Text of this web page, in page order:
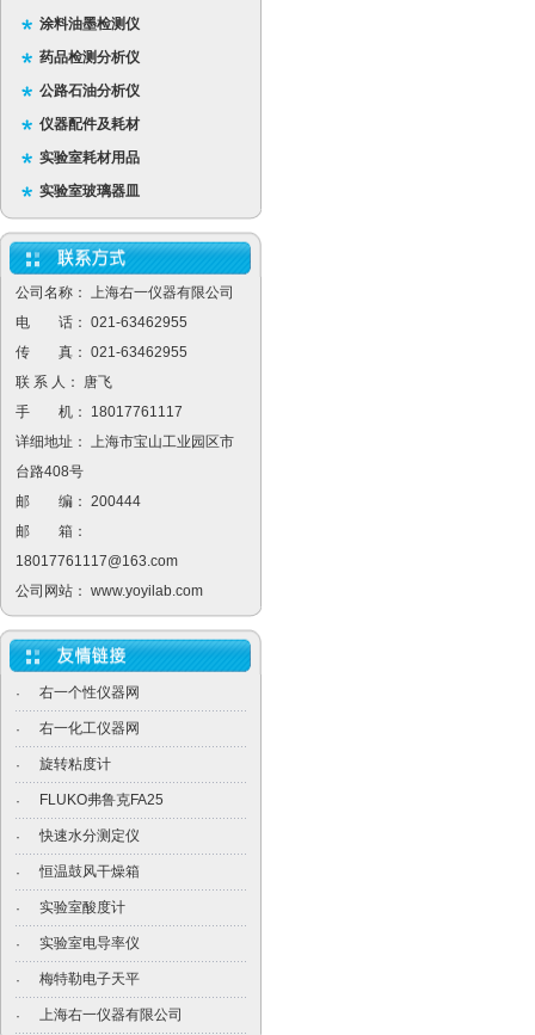
涂料油墨检测仪
药品检测分析仪
公路石油分析仪
仪器配件及耗材
实验室耗材用品
实验室玻璃器皿
公司名称： 上海右一仪器有限公司
电 话： 021-63462955
传 真： 021-63462955
联 系 人： 唐飞
手 机： 18017761117
详细地址： 上海市宝山工业园区市
台路408号
邮 编： 200444
邮 箱：
18017761117@163.com
公司网站： www.yoyilab.com
· 右一个性仪器网
· 右一化工仪器网
· 旋转粘度计
· FLUKO弗鲁克FA25
· 快速水分测定仪
· 恒温鼓风干燥箱
· 实验室酸度计
· 实验室电导率仪
· 梅特勒电子天平
· 上海右一仪器有限公司